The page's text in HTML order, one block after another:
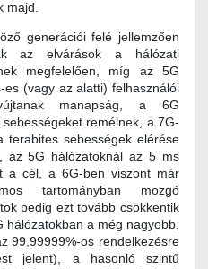
majd.
generációi felé jellemzően
az elvárások a hálózati
megfelelően, míg az 5G
(vagy az alatti) felhasználói
manapság, a 6G
remélnek, a 7G-
sebességek elérése
az 5G hálózatoknál az 5 ms
a cél, a 6G-ben viszont már
tartományban mozgó
pedig ezt tovább csökkentik
hálózatokban a még nagyobb,
99,99999%-os rendelkezésre
jelent), a hasonló szintű